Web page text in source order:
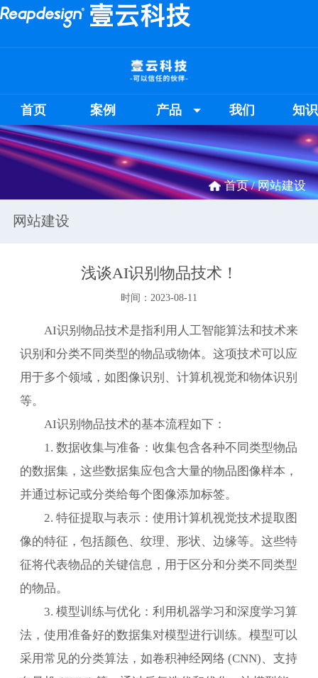
首页 案例 产品 我们 知
首页 /网站建设
网站建设
浅谈AI识别物品技术！
时间：2023-08-11
AI识别物品技术是指利用人工智能算法和技术来
识别和分类不同类型的物品或物体。这项技术可以应
用于多个领域，如图像识别、计算机视觉和物体识别
等。
AI识别物品技术的基本流程如下：
1. 数据收集与准备：收集包含各种不同类型物品
的数据集，这些数据集应包含大量的物品图像样本，
并通过标记或分类给每个图像添加标签。
2. 特征提取与表示：使用计算机视觉技术提取图
像的特征，包括颜色、纹理、形状、边缘等。这些特
征将代表物品的关键信息，用于区分和分类不同类型
的物品。
3. 模型训练与优化：利用机器学习和深度学习算
法，使用准备好的数据集对模型进行训练。模型可以
采用常见的分类算法，如卷积神经网络 (CNN)、支持